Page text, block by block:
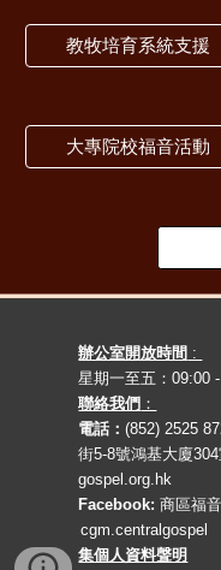
教牧培育系統支援
大專院校福音活動
辦公室開放時間 :
星期一至五：09:00
聯絡我們 ：
電話：(852) 2525
街5-8號鴻基大廈304
gospel.org.hk
Facebook:商區福
cgm.centralgospel
集個人資料聲明